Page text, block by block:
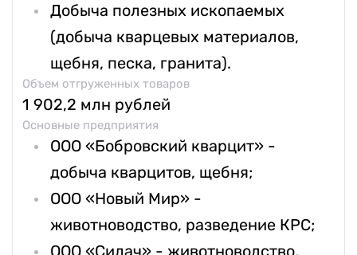
Добыча полезных ископаемых
(добыча кварцевых материалов,
щебня, песка, гранита).
Объем отгруженных товаров
1 902,2 млн рублей
Основные предприятия
ООО «Бобровский кварцит» -
добыча кварцитов, щебня;
ООО «Новый Мир» -
животноводство, разведение КРС;